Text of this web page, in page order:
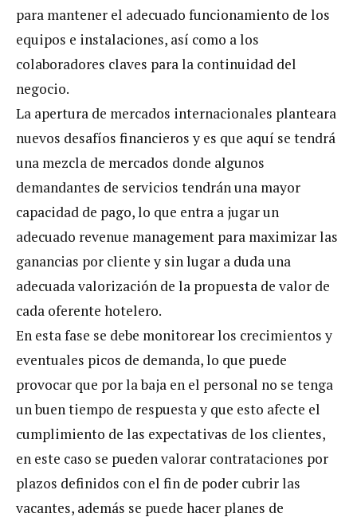
para mantener el adecuado funcionamiento de los
equipos e instalaciones, así como a los
colaboradores claves para la continuidad del
negocio.
La apertura de mercados internacionales planteara
nuevos desafíos financieros y es que aquí se tendrá
una mezcla de mercados donde algunos
demandantes de servicios tendrán una mayor
capacidad de pago, lo que entra a jugar un
adecuado revenue management para maximizar las
ganancias por cliente y sin lugar a duda una
adecuada valorización de la propuesta de valor de
cada oferente hotelero.
En esta fase se debe monitorear los crecimientos y
eventuales picos de demanda, lo que puede
provocar que por la baja en el personal no se tenga
un buen tiempo de respuesta y que esto afecte el
cumplimiento de las expectativas de los clientes,
en este caso se pueden valorar contrataciones por
plazos definidos con el fin de poder cubrir las
vacantes, además se puede hacer planes de